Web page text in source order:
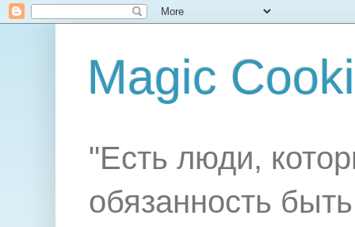
Magic
"Есть люди,
обязанность